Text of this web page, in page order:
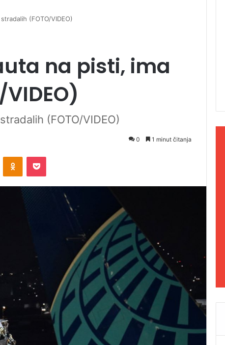
(FOTO/VIDEO)
na pisti, ima
(FOTO/VIDEO)
0 1 minut čitanja